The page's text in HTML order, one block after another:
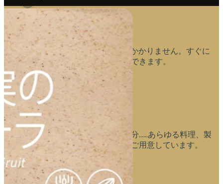
時間の節約
カード印刷にかかる時間は15秒もかかりません。すぐに
使えるビュッフェ式ラベルを印刷できます。
明確で包括的な情報
多言語表示、アレルゲン、食品成分……あらゆる料理、製
品、サービスに対応するラベルをご用意しています。